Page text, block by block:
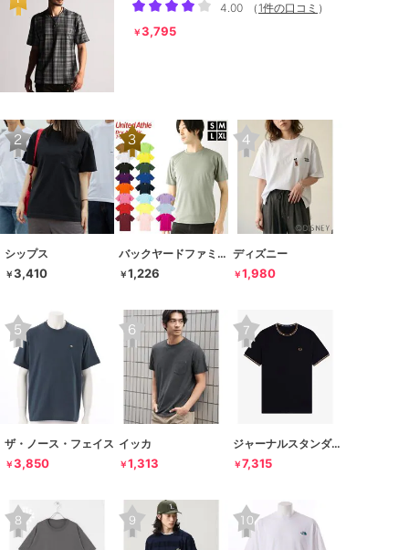
4.00
（ 1件の口コミ ）
￥3,795
シップス
￥3,410
バックヤードファミリー
￥1,226
ディズニー
￥1,980
ザ・ノース・フェイス
￥3,850
イッカ
￥1,313
ジャーナルスタンダード レリューム
￥7,315